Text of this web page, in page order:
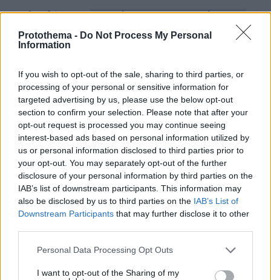
Protothema - Do Not Process My Personal
Information
If you wish to opt-out of the sale, sharing to third parties, or
processing of your personal or sensitive information for
targeted advertising by us, please use the below opt-out
section to confirm your selection. Please note that after your
opt-out request is processed you may continue seeing
interest-based ads based on personal information utilized by
us or personal information disclosed to third parties prior to
your opt-out. You may separately opt-out of the further
disclosure of your personal information by third parties on the
IAB’s list of downstream participants. This information may
also be disclosed by us to third parties on the IAB’s List of
Downstream Participants that may further disclose it to other
Please note that this website/app uses one or more Google
not limited to your visit or usage behaviour. You may click to
Personal Data Processing Opt Outs
I want to opt-out of the Sharing of my
Σχετικά Άρθρα
Ακολουθήστε τοprotothema.gr στο Google News
και μάθετε πρώτοι όλες τις ειδήσεις
και τον Κόσμο, τη στιγμή που συμβαίνουν, στο
Protothema.gr